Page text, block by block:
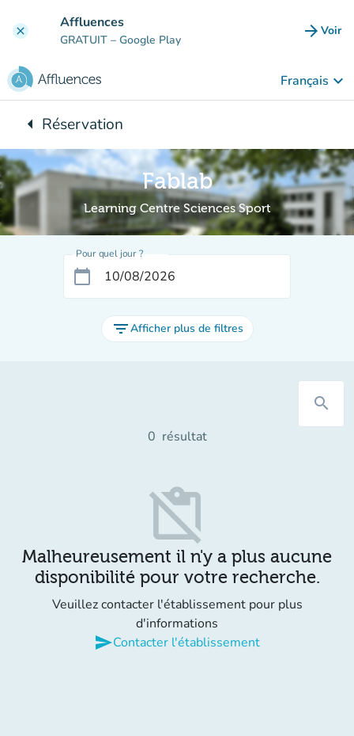
clear Affluences
GRATUIT – Google Play arrow_forward Voir
Français keyboard_arrow_down
arrow_leftRetour à :
Réservation
Fablab
Learning Centre Sciences Sport
Pour quel jour ?
calendar_today
filter_listAfficher plus de filtres
search
0 résultat
content_paste_off
Malheureusement il n'y a plus aucune
disponibilité pour votre recherche.
Veuillez contacter l'établissement pour plus
d'informations
sendContacter l'établissement